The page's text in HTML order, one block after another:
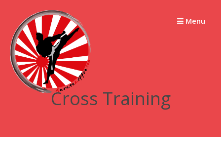
contenu
Menu
Cross Training